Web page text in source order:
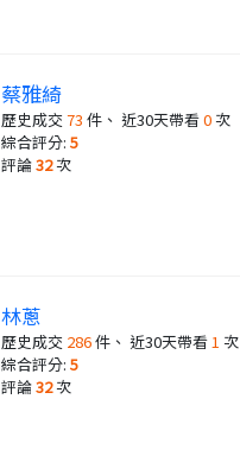
蔡雅綺
歷史成交73 件、 近30天帶看0次
綜合評分:5
評論32次
林蔥
歷史成交 286件、 近30天帶看 1 次
綜合評分:5
評論32次